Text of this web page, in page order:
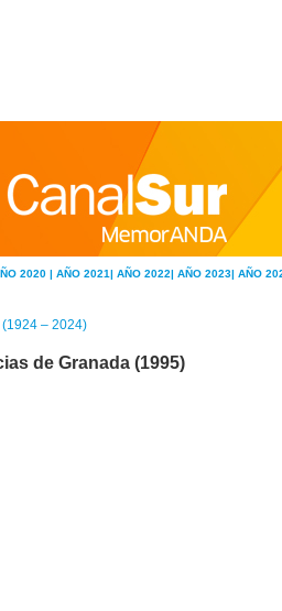
2020 | AÑO 2021| AÑO 2022| AÑO 2023| AÑO
– 2024)
de Granada (1995)